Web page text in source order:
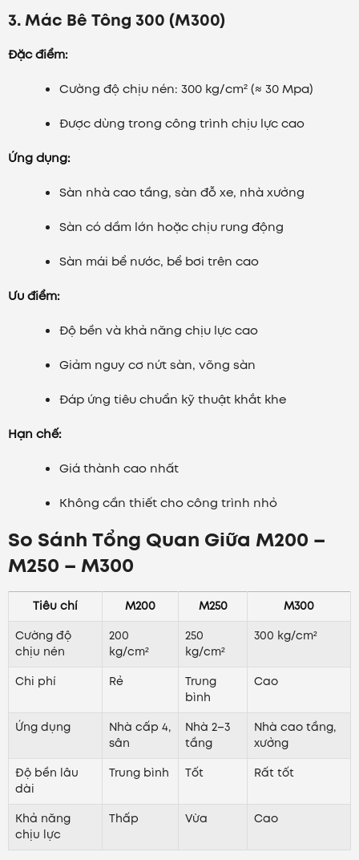
3. Mác Bê Tông 300 (M300)
Đặc điểm:
Cường độ chịu nén: 300 kg/cm² (≈ 30 Mpa)
Được dùng trong công trình chịu lực cao
Ứng dụng:
Sàn nhà cao tầng, sàn đỗ xe, nhà xưởng
Sàn có dầm lớn hoặc chịu rung động
Sàn mái bể nước, bể bơi trên cao
Ưu điểm:
Độ bền và khả năng chịu lực cao
Giảm nguy cơ nứt sàn, võng sàn
Đáp ứng tiêu chuẩn kỹ thuật khắt khe
Hạn chế:
Giá thành cao nhất
Không cần thiết cho công trình nhỏ
So Sánh Tổng Quan Giữa M200 –
M250 – M300
Tiêu chí M200 M250
M300
Cường độ
chịu nén
200
kg/cm²
250
kg/cm²
300 kg/cm²
Chi phí Rẻ
Trung
bình
Cao
Ứng dụng
Nhà cấp 4,
sân
Nhà 2–3
tầng
Nhà cao tầng,
xưởng
Độ bền lâu
dài
Trung bình Tốt Rất tốt
Khả năng
chịu lực
Thấp Vừa Cao